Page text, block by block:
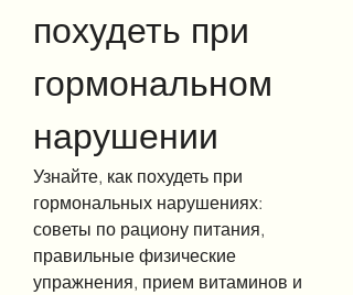
похудеть при
гормональном
нарушении
Узнайте, как похудеть при
гормональных нарушениях:
советы по рациону питания,
правильные физические
упражнения, прием витаминов и